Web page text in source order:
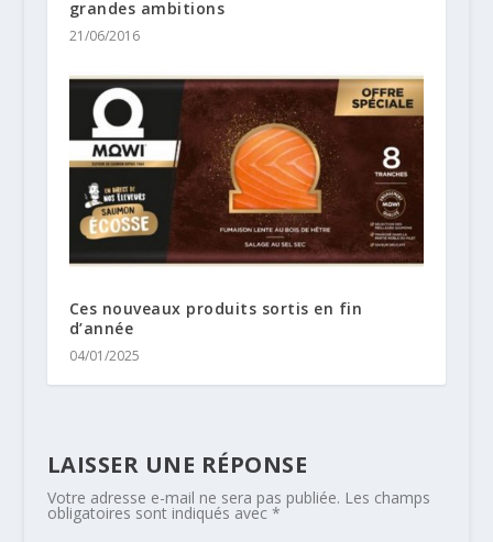
grandes ambitions
21/06/2016
Ces nouveaux produits sortis en fin
d’année
04/01/2025
LAISSER UNE RÉPONSE
Votre adresse e-mail ne sera pas publiée. Les champs
obligatoires sont indiqués avec *